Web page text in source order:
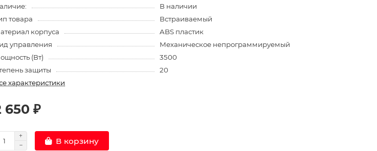
В наличии
товара
Встраиваемый
корпуса
ABS пластик
управления
Механическое непрограммируемый
(Вт)
3500
защиты
20
характеристики
650 ₽
В корзину